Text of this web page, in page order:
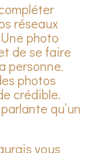
réseaux
photo
de se faire
personne.
photos
crédible.
qu’un
vous